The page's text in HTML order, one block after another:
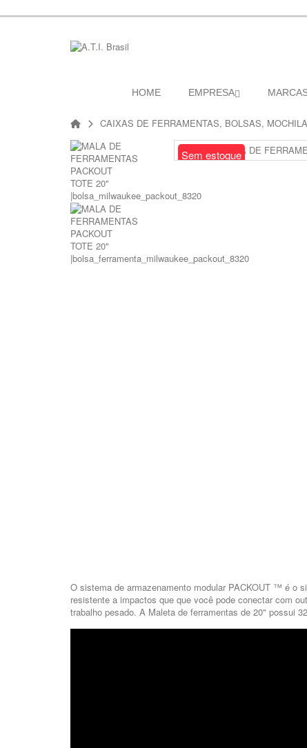
HOME EMPRESA
CAIXAS DE FERRAMENTAS, BOLSAS,
Sem estoque
O sistema de armazenamento modular PACKOUT ™ é o
resistente a impactos que que você pode conectar com
trabalho pesado. A Maleta de ferramentas de 20" possui